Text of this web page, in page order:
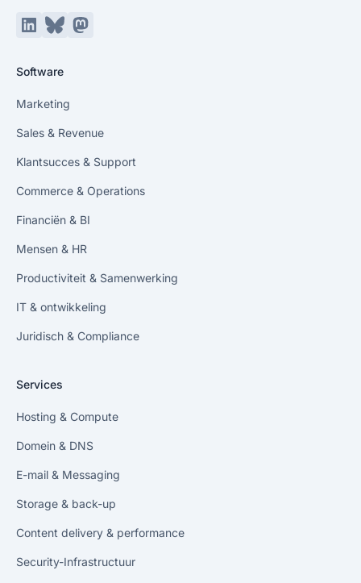
LinkedIn
BlueskyMastodon
Software
Marketing
Sales & Revenue
Klantsucces & Support
Commerce & Operations
Financiën & BI
Mensen & HR
Productiviteit & Samenwerking
IT & ontwikkeling
Juridisch & Compliance
Services
Hosting & Compute
Domein & DNS
E-mail & Messaging
Storage & back-up
Content delivery & performance
Security-Infrastructuur